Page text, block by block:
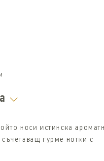
носи истинска
гурме нотки с